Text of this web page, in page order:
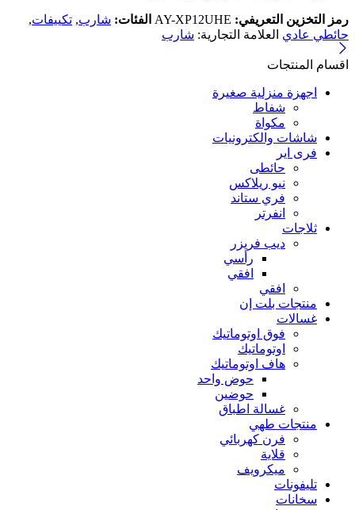
رمز التخزين التعريفي: AY-XP12UHE الفئات: شارب, تكييفات,
حائطي عادي العلامة التجارية: شارب
اقسام المنتجات
اجهزة منزلية صغيرة
شفاط
مكواة
شاشات والكترونيات
فرى اير
حائطى
نيو ريلاكس
فري ستاند
انفرتر
ثلاجات
ديب فريزر
رأسي
افقي
افقي
منتجات بلت إن
غسالات
فوق اوتوماتيك
اوتوماتيك
هاف اوتوماتيك
حوض واحد
حوضين
غسالة اطباق
منتجات طهي
فرن كهربائي
قلاية
ميكرويف
تليفونات
سخانات